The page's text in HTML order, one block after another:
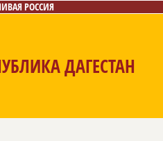
РОССИЯ
ДАГЕСТАН